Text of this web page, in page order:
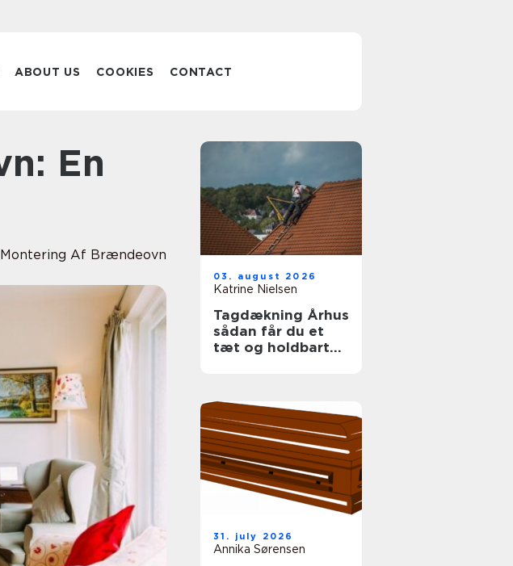
ABOUT US COOKIES CONTACT
Montering Af Brændeovn
03. august 2026
Katrine Nielsen
Tagdækning Århus
sådan får du et
tæt og holdbart
31. july 2026
Annika Sørensen